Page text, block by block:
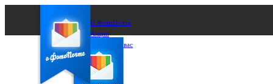
О ФотоПочте
Акции
Сделаем за вас
Бизнесу
FAQ
Франшиза